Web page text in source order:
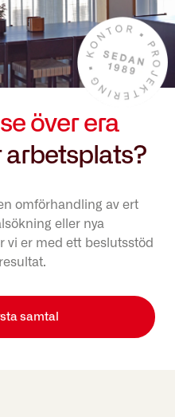
över era
arbetsplats?
omförhandling av ert
eller nya
vi er med ett beslutsstöd
samtal